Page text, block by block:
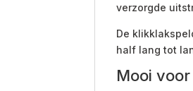
verzorgde
De
half lang tot
Mooi